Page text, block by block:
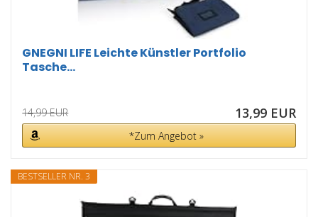
GNEGNI LIFE Leichte Künstler Portfolio
Tasche...
14,99 EUR 13,99 EUR
*Zum Angebot »
BESTSELLER NR. 3